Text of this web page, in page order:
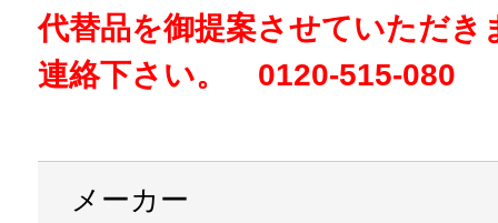
代替品を御提案させていただき
連絡下さい。 0120-515-080
メーカー